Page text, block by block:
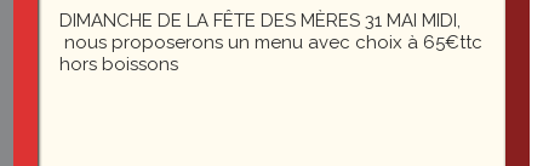
25200 Montbéliard
DIMANCHE DE LA FÊTE DES MÈRES 31 MAI MIDI,
nous proposerons un menu avec choix à 65€ttc
hors boissons